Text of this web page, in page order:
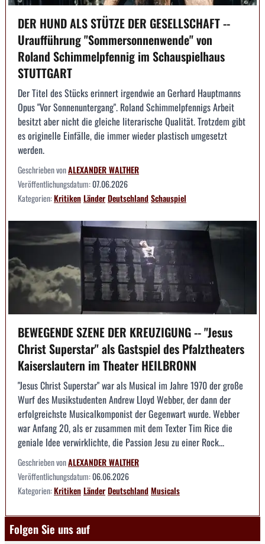
DER HUND ALS STÜTZE DER GESELLSCHAFT --
Uraufführung "Sommersonnenwende" von
Roland Schimmelpfennig im Schauspielhaus
STUTTGART
Der Titel des Stücks erinnert irgendwie an Gerhard Hauptmanns
Opus "Vor Sonnenuntergang". Roland Schimmelpfennigs Arbeit
besitzt aber nicht die gleiche literarische Qualität. Trotzdem gibt
es originelle Einfälle, die immer wieder plastisch umgesetzt
werden.
Geschrieben vonALEXANDER WALTHER
Veröffentlichungsdatum:07.06.2026
Kategorien:KritikenLänderDeutschlandSchauspiel
BEWEGENDE SZENE DER KREUZIGUNG -- "Jesus
Christ Superstar" als Gastspiel des Pfalztheaters
Kaiserslautern im Theater HEILBRONN
"Jesus Christ Superstar" war als Musical im Jahre 1970 der große
Wurf des Musikstudenten Andrew Lloyd Webber, der dann der
erfolgreichste Musicalkomponist der Gegenwart wurde. Webber
war Anfang 20, als er zusammen mit dem Texter Tim Rice die
geniale Idee verwirklichte, die Passion Jesu zu einer Rock...
Geschrieben vonALEXANDER WALTHER
Veröffentlichungsdatum:06.06.2026
Kategorien:KritikenLänderDeutschlandMusicals
Folgen Sie uns auf